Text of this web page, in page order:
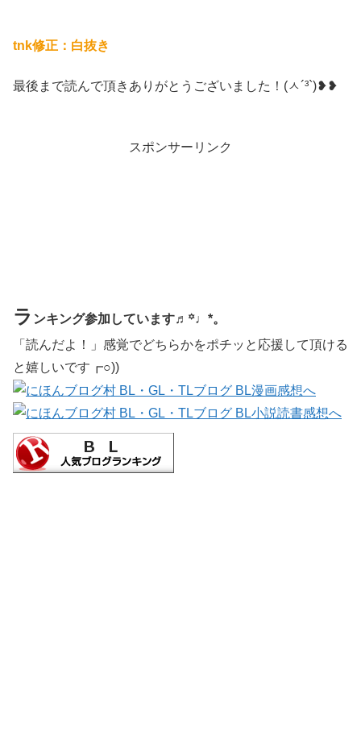
tnk修正：白抜き
最後まで読んで頂きありがとうございました！(ㅅ´³`)❥❥
スポンサーリンク
ラ ンキング参加しています♬꙳♩*。
「読んだよ！」感覚でどちらかをポチッと応援して頂ける
と嬉しいです┏○))